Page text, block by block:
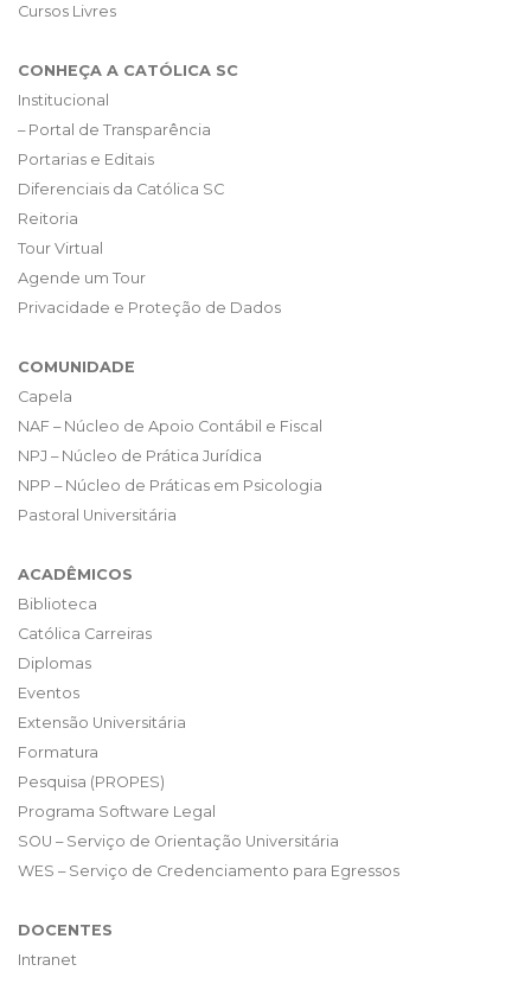
Cursos Livres
CONHEÇA A CATÓLICA SC
Institucional
– Portal de Transparência
Portarias e Editais
Diferenciais da Católica SC
Reitoria
Tour Virtual
Agende um Tour
Privacidade e Proteção de Dados
COMUNIDADE
Capela
NAF – Núcleo de Apoio Contábil e Fiscal
NPJ – Núcleo de Prática Jurídica
NPP – Núcleo de Práticas em Psicologia
Pastoral Universitária
ACADÊMICOS
Biblioteca
Católica Carreiras
Diplomas
Eventos
Extensão Universitária
Formatura
Pesquisa (PROPES)
Programa Software Legal
SOU – Serviço de Orientação Universitária
WES – Serviço de Credenciamento para Egressos
DOCENTES
Intranet